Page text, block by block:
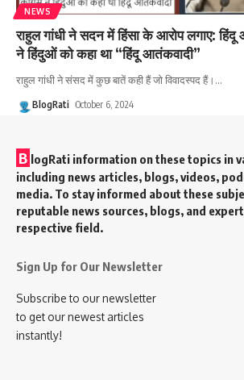
NEWS
राहुल गांधी ने सदन में हिंसा के आरोप लगाए:
ने हिंदुओं को कहा था “हिंदू आतंकवादी”
राहुल गांधी ने संसद में कुछ बातें कही हैं जो विवादस्पद हैं। …
BlogRati October 6, 2024
B logRati information on these topics in
including news articles, blogs, videos,
media. To stay informed about these
reputable news sources, blogs, and
respective field.
Sign Up for Our Newsletter
Subscribe to our newsletter
to get our newest articles
instantly!